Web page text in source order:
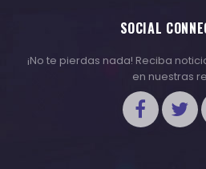
SOCIAL
¡No te pierdas nada! Reciba
en nuestras